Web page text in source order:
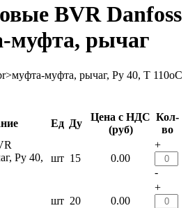
BVR Danfoss
муфта, рычаг
Ед Ду
Цена с НДС
(руб)
Кол-
во
Ру 40,
шт 15 0.00
+
-
шт 20 0.00
+